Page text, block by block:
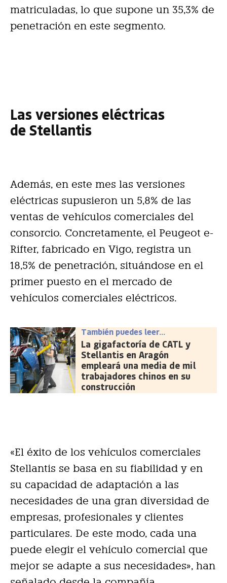
matriculadas, lo que supone un 35,3% de
penetración en este segmento.
Las versiones eléctricas
de Stellantis
Además, en este mes las versiones
eléctricas supusieron un 5,8% de las
ventas de vehículos comerciales del
consorcio. Concretamente, el Peugeot e-
Rifter, fabricado en Vigo, registra un
18,5% de penetración, situándose en el
primer puesto en el mercado de
vehículos comerciales eléctricos.
También puedes leer...
La gigafactoría de CATL y
Stellantis en Aragón
empleará una media de mil
trabajadores chinos en su
construcción
«El éxito de los vehículos comerciales
Stellantis se basa en su fiabilidad y en
su capacidad de adaptación a las
necesidades de una gran diversidad de
empresas, profesionales y clientes
particulares. De este modo, cada una
puede elegir el vehículo comercial que
mejor se adapte a sus necesidades», han